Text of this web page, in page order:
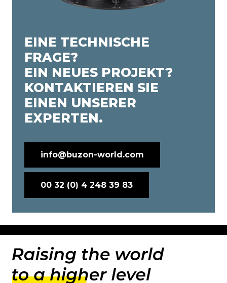
EINE TECHNISCHE
FRAGE?
EIN NEUES PROJEKT?
KONTAKTIEREN SIE
EINEN UNSERER
EXPERTEN.
info@buzon-world.com
00 32 (0) 4 248 39 83